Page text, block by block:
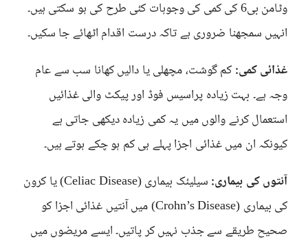
وٹامن بی6 کی کمی کی وجوہات کئی طرح کی ہو سکتی ہیں۔
انہیں سمجھنا ضروری ہے تاکہ درست اقدام اٹھائے جا سکیں۔
غذائی کمی: کم گوشت، مچھلی یا دالیں کھانا سب سے عام
وجہ ہے۔ بہت زیادہ پراسیس فوڈ اور پیکٹ والی غذائیں
استعمال کرنے والوں میں یہ کمی زیادہ دیکھی جاتی ہے
کیونکہ ان میں غذائی اجزا پہلے ہی کم ہو چکے ہوتے ہیں۔
آنتوں کی بیماری:
سیلیئک بیماری (Celiac Disease) یا کرون
کی بیماری (Crohn’s Disease) میں آنتیں غذائی اجزا کو
صحیح طریقے سے جذب نہیں کر پاتیں۔ ایسے مریضوں میں